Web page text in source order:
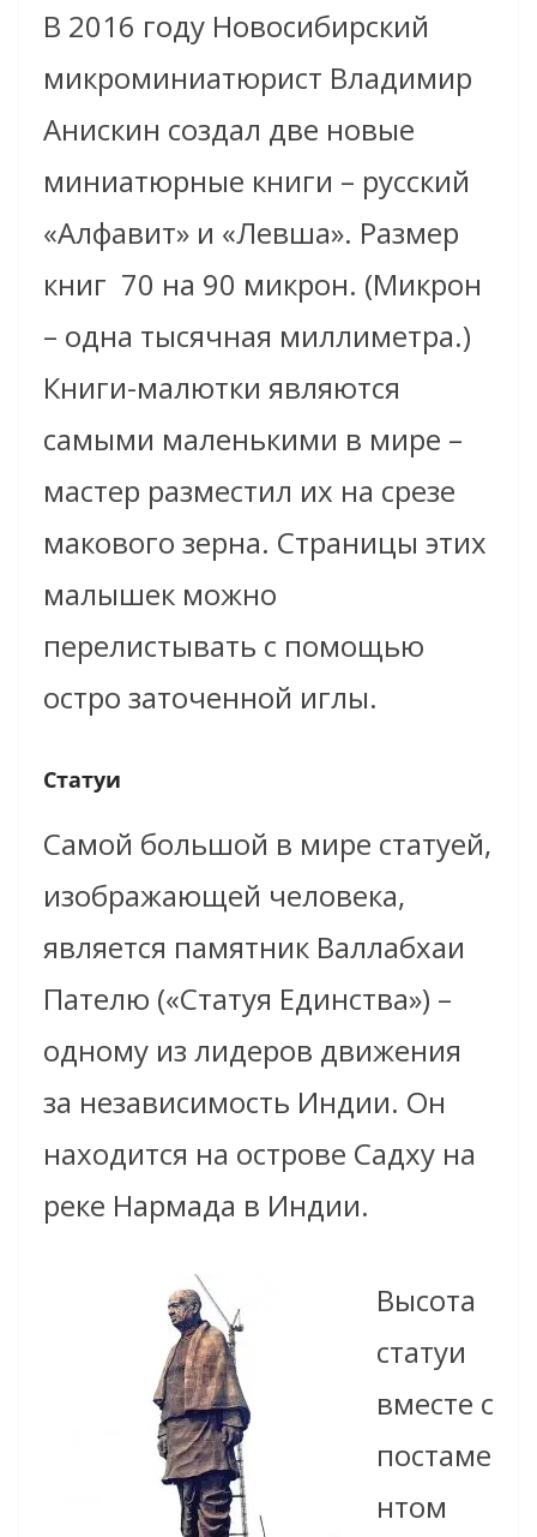
В 2016 году Новосибирский
микроминиатюрист Владимир
Анискин создал две новые
миниатюрные книги – русский
«Алфавит» и «Левша». Размер
книг 70 на 90 микрон. (Микрон
– одна тысячная миллиметра.)
Книги-малютки являются
самыми маленькими в мире –
мастер разместил их на срезе
макового зерна. Страницы этих
малышек можно
перелистывать с помощью
остро заточенной иглы.
Статуи
Самой большой в мире статуей,
изображающей человека,
является памятник Валлабхаи
Пателю («Статуя Единства») –
одному из лидеров движения
за независимость Индии. Он
находится на острове Садху на
реке Нармада в Индии.
Высота
статуи
вместе с
постаме
нтом